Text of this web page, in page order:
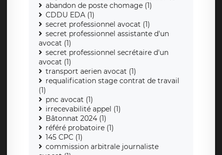
abandon de poste chomage (1)
CDDU EDA (1)
secret professionnel avocat (1)
secret professionnel assistante d'un
avocat (1)
secret professionnel secrétaire d'un
avocat (1)
transport aerien avocat (1)
requalification stage contrat de travail
(1)
pnc avocat (1)
irrecevabilité appel (1)
Bâtonnat 2024 (1)
référé probatoire (1)
145 CPC (1)
commission arbitrale journaliste